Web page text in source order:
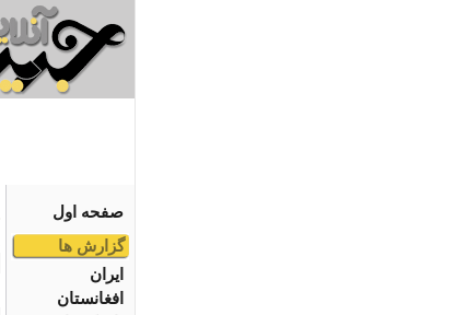
صفحه اول
گزارش ها
ایران
افغانستان